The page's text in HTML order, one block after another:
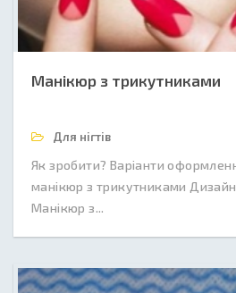
Манікюр з трикутниками
Для нігтів
Як зробити? Варіанти
манікюр з трикутниками Дизайн
Манікюр з...